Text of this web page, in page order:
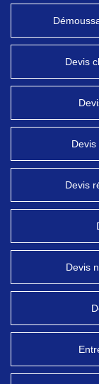
Devis
Devis
Devis